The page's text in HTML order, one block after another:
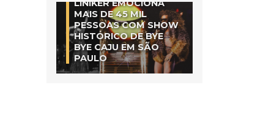
LINIKER EMOCIONA
MAIS DE 45 MIL
PESSOAS COM SHOW
HISTÓRICO DE BYE
BYE CAJU EM SÃO
PAULO